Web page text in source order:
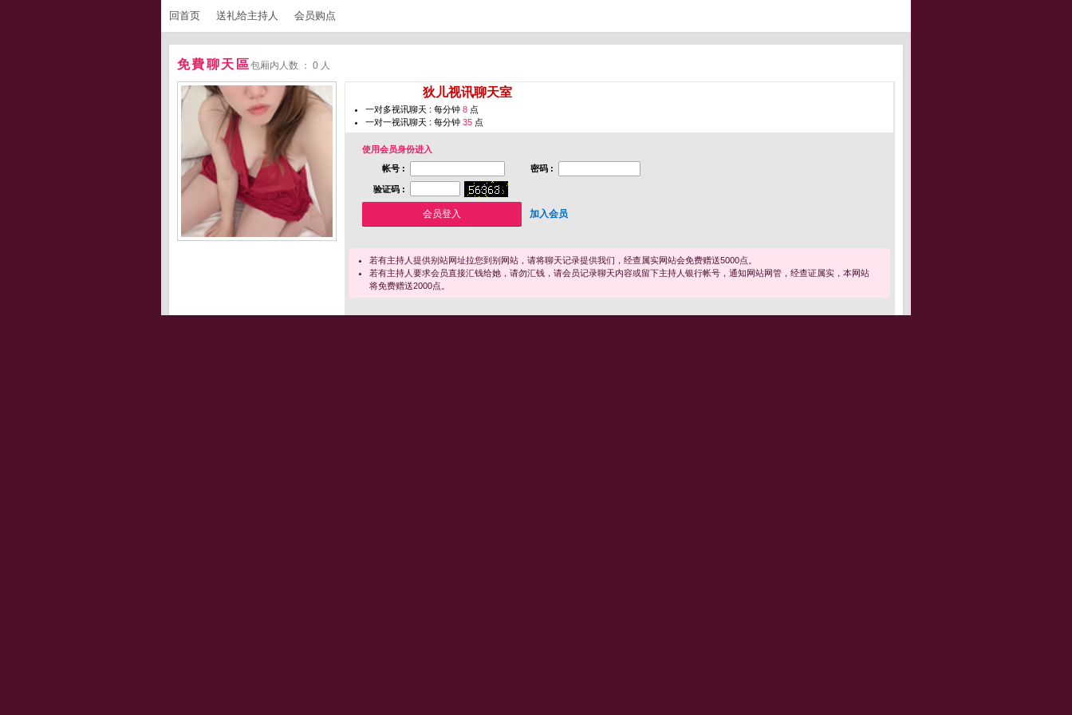
回首页 送礼给主持人 会员购点
免費聊天區包厢内人数 ： 0 人
狄儿视讯聊天室
一对多视讯聊天 : 每分钟 8 点
一对一视讯聊天 : 每分钟 35 点
使用会员身份进入
帐号 :
密码 :
验证码 :
加入会员
若有主持人提供别站网址拉您到别网站，请将聊天记录提供我们，经查属实网站会免费赠送5000点。
若有主持人要求会员直接汇钱给她，请勿汇钱，请会员记录聊天内容或留下主持人银行帐号，通知网站网管，经查证属实，本网站
将免费赠送2000点。